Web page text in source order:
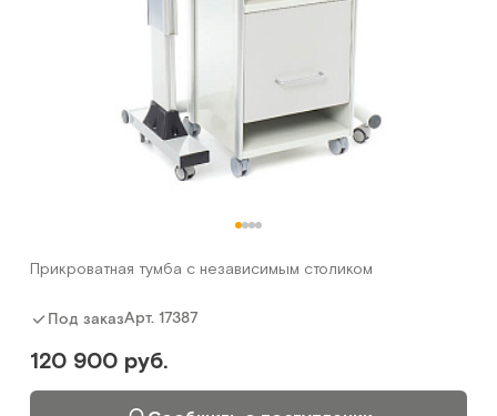
Прикроватная тумба с независимым столиком
Под заказАрт. 17387
120 900 руб.